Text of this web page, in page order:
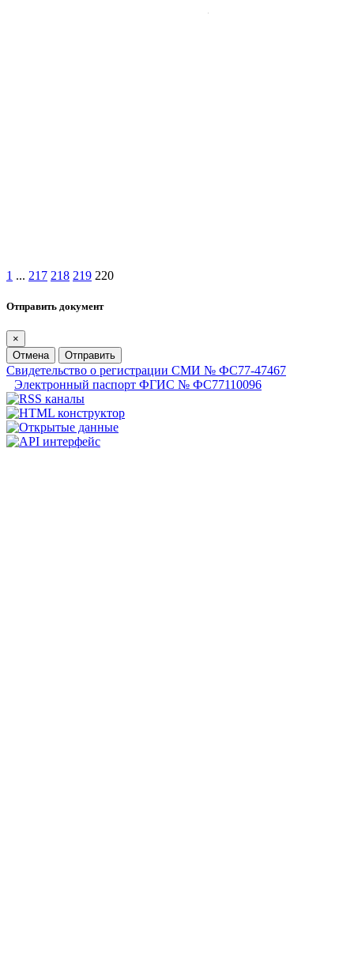
1 ... 217 218 219 220
Отправить документ
×
Отмена
Отправить
Свидетельство о регистрации СМИ № ФС77-47467
Электронный паспорт ФГИС № ФС77110096